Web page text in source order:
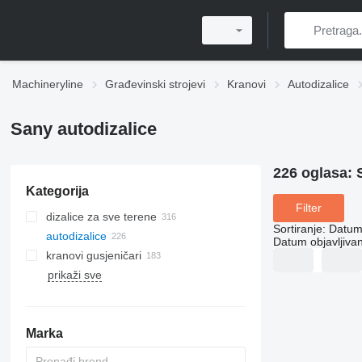
Machineryline Građevinski strojevi Kranovi Autodizalice
Sany autodizalice
Kategorija
dizalice za sve terene
autodizalice
kranovi gusjeničari
prikaži sve
Marka
226 oglasa:
Filter
Sortiranje:
Datum